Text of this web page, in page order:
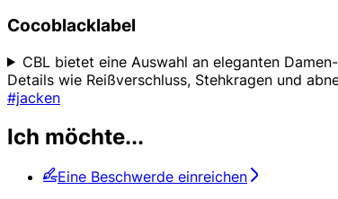
Cocoblacklabel
CBL bietet eine Auswahl an eleganten
Details wie Reißverschluss, Stehkragen und
#jacken
Ich möchte...
Eine Beschwerde einreichen